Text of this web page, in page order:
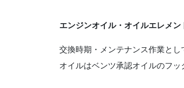
エンジンオイル・オイルエレメン
交換時期・メンテナンス作業とし
オイルはベンツ承認オイルのフッ